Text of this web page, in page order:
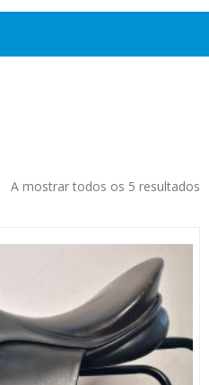
A mostrar todos os 5 resultados